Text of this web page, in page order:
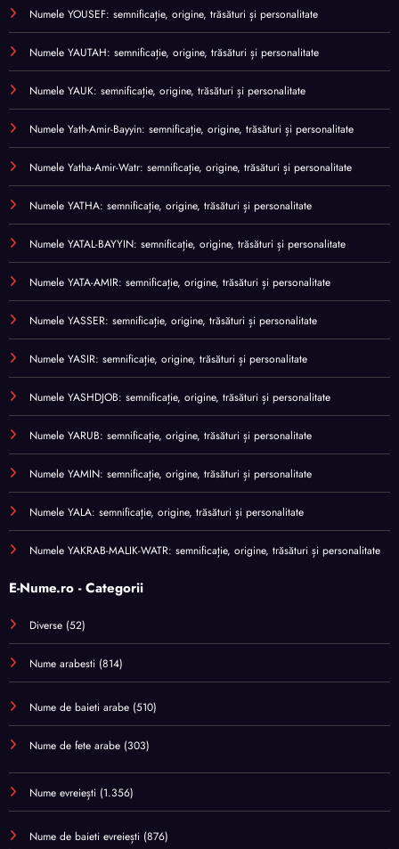
Numele YOUSEF: semnificație, origine, trăsături și personalitate
Numele YAUTAH: semnificație, origine, trăsături și personalitate
Numele YAUK: semnificație, origine, trăsături și personalitate
Numele Yath-Amir-Bayyin: semnificație, origine, trăsături și personalitate
Numele Yatha-Amir-Watr: semnificație, origine, trăsături și personalitate
Numele YATHA: semnificație, origine, trăsături și personalitate
Numele YATAL-BAYYIN: semnificație, origine, trăsături și personalitate
Numele YATA-AMIR: semnificație, origine, trăsături și personalitate
Numele YASSER: semnificație, origine, trăsături și personalitate
Numele YASIR: semnificație, origine, trăsături și personalitate
Numele YASHDJOB: semnificație, origine, trăsături și personalitate
Numele YARUB: semnificație, origine, trăsături și personalitate
Numele YAMIN: semnificație, origine, trăsături și personalitate
Numele YALA: semnificație, origine, trăsături și personalitate
Numele YAKRAB-MALIK-WATR: semnificație, origine, trăsături și personalitate
E-Nume.ro - Categorii
Diverse (52)
Nume arabesti (814)
Nume de baieti arabe (510)
Nume de fete arabe (303)
Nume evreiești (1.356)
Nume de baieti evreiești (876)